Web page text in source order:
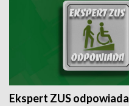
Ekspert ZUS odpowiada